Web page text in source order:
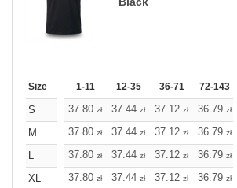
Size 1-11 12-35 36-71 72-143
S 37.80 zł 37.44 zł 37.12 zł 36.79 zł
M
37.80 zł 37.44 zł 37.12 zł 36.79 zł
L
37.80 zł 37.44 zł 37.12 zł 36.79 zł
XL
37.80 zł 37.44 zł 37.12 zł 36.79 zł